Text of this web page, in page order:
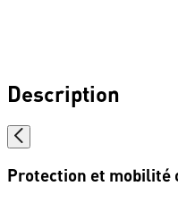
Description
Protection et mobilité